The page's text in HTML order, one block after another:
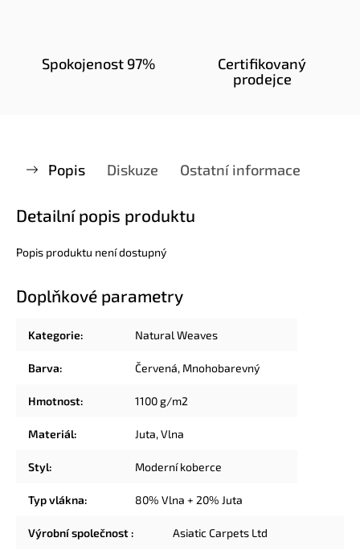
Spokojenost 97%
Certifikovaný
prodejce
Popis Diskuze Ostatní informace
Detailní popis produktu
Popis produktu není dostupný
Doplňkové parametry
Kategorie: Natural Weaves
Barva: Červená, Mnohobarevný
Hmotnost: 1100 g/m2
Materiál: Juta,Vlna
Styl: Moderní koberce
Typ vlákna: 80% Vlna + 20% Juta
Výrobní společnost: Asiatic Carpets Ltd